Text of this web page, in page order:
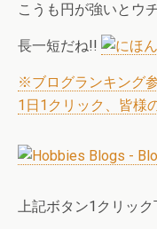
こうも円が強いとウ
長一短だね!!
※ブログランキング
1日1クリック、皆様
上記ボタン1クリック